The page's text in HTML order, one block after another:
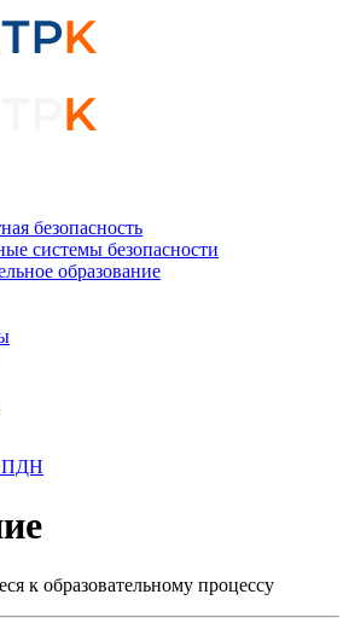
безопасность
системы безопасности
образование
ПДН
к образовательному процессу